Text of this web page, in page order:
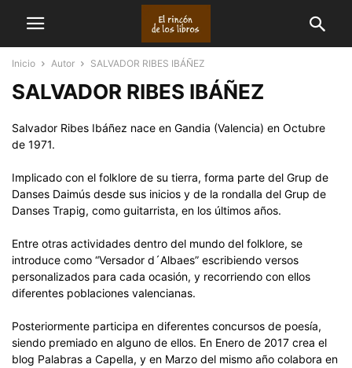
Inicio Autor SALVADOR RIBES IBÁÑEZ
SALVADOR RIBES IBÁÑEZ
Salvador Ribes Ibáñez nace en Gandia (Valencia) en Octubre
de 1971.
Implicado con el folklore de su tierra, forma parte del Grup de
Danses Daimús desde sus inicios y de la rondalla del Grup de
Danses Trapig, como guitarrista, en los últimos años.
Entre otras actividades dentro del mundo del folklore, se
introduce como “Versador d´Albaes” escribiendo versos
personalizados para cada ocasión, y recorriendo con ellos
diferentes poblaciones valencianas.
Posteriormente participa en diferentes concursos de poesía,
siendo premiado en alguno de ellos. En Enero de 2017 crea el
blog Palabras a Capella, y en Marzo del mismo año colabora en